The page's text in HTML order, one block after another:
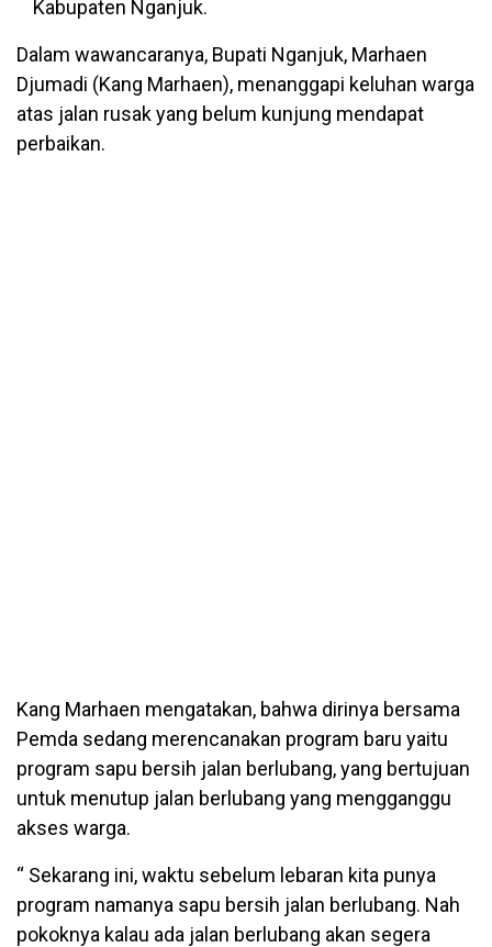
Kabupaten Nganjuk.
Dalam wawancaranya, Bupati Nganjuk, Marhaen
Djumadi (Kang Marhaen), menanggapi keluhan warga
atas jalan rusak yang belum kunjung mendapat
perbaikan.
Kang Marhaen mengatakan, bahwa dirinya bersama
Pemda sedang merencanakan program baru yaitu
program sapu bersih jalan berlubang, yang bertujuan
untuk menutup jalan berlubang yang mengganggu
akses warga.
“ Sekarang ini, waktu sebelum lebaran kita punya
program namanya sapu bersih jalan berlubang. Nah
pokoknya kalau ada jalan berlubang akan segera